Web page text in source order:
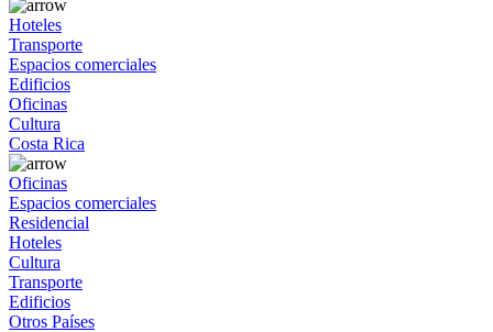
Hoteles
Transporte
Espacios comerciales
Edificios
Oficinas
Cultura
Costa Rica
Oficinas
Espacios comerciales
Residencial
Hoteles
Cultura
Transporte
Edificios
Otros Países